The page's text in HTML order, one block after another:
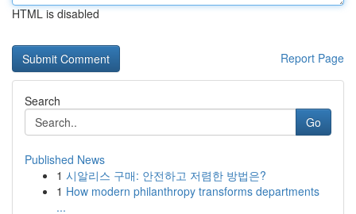
HTML is disabled
Report Page
Search
Go
Published News
1 시알리스 구매: 안전하고 저렴한 방법은?
1 How modern philanthropy transforms departments
...